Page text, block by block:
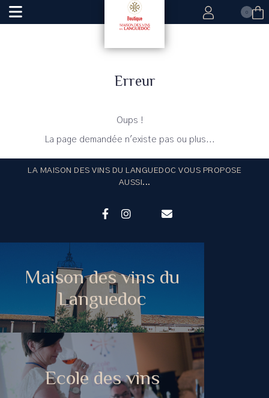
0
Erreur
Oups !
La page demandée n'existe pas ou plus...
LA MAISON DES VINS DU LANGUEDOC VOUS PROPOSE
AUSSI...
Maison des vins du
Languedoc
Ecole des vins